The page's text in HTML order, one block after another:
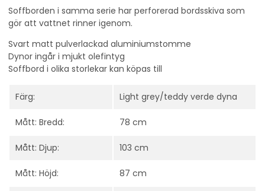
Soffborden i samma serie har perforerad bordsskiva som
gör att vattnet rinner igenom.
Svart matt pulverlackad aluminiumstomme
Dynor ingår i mjukt olefintyg
Soffbord i olika storlekar kan köpas till
Färg: Light grey/teddy verde dyna
Mått: Bredd: 78 cm
Mått: Djup: 103 cm
Mått: Höjd: 87 cm